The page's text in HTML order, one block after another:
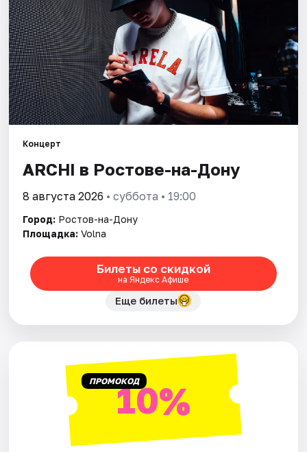
Экскурсии
Спорт
События
Площадки
Артисты
Рейтинги
Концерт
ARCHI в Ростове-на-Дону
8 августа 2026 • суббота • 19:00
Город: Ростов-на-Дону
Площадка: Volna
Билеты со скидкой
на Яндекс Афише
Еще билеты
ПРОМОКОД10%